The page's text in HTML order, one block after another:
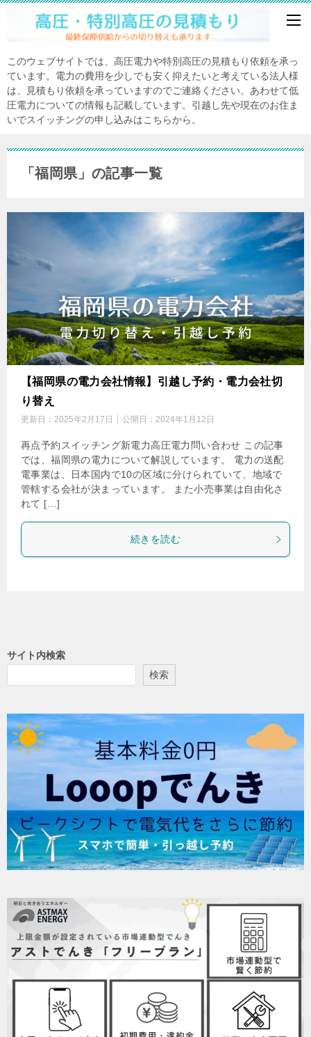
このウェブサイトでは、高圧電力や特別高圧の見積もり依頼を承っ
ています。電力の費用を少しでも安く抑えたいと考えている法人様
は、見積もり依頼を承っていますのでご連絡ください。あわせて低
圧電力についての情報も記載しています。引越し先や現在のお住ま
いでスイッチングの申し込みはこちらから。
「福岡県」の記事一覧
【福岡県の電力会社情報】引越し予約・電力会社切
り替え
更新日： 2025年2月17日 公開日： 2024年1月12日
再点予約スイッチング新電力高圧電力問い合わせ この記事
では、福岡県の電力について解説しています。 電力の送配
電事業は、日本国内で10の区域に分けられていて、地域で
管轄する会社が決まっています。 また小売事業は自由化さ
れて […]
続きを読む
サイト内検索
検索